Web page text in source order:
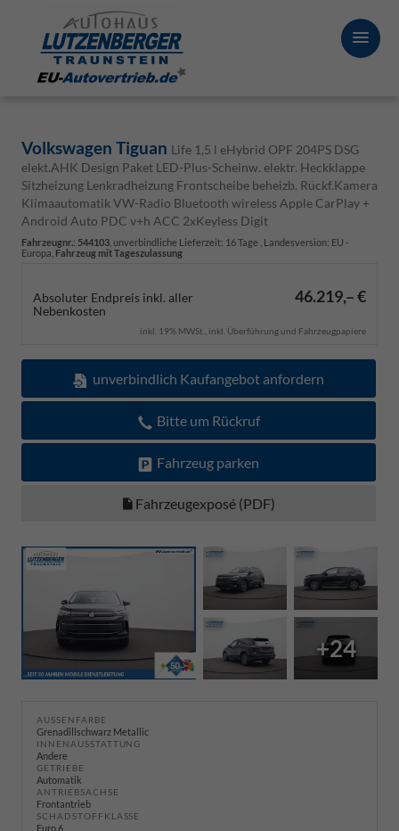
Volkswagen Tiguan Life 1,5 l eHybrid OPF 204PS DSG
elekt.AHK Design Paket LED-Plus-Scheinw. elektr. Heckklappe
Sitzheizung Lenkradheizung Frontscheibe beheizb. Rückf.Kamera
Klimaautomatik VW-Radio Bluetooth wireless Apple CarPlay +
Android Auto PDC v+h ACC 2xKeyless Digit
Fahrzeugnr.: 544103 , unverbindliche Lieferzeit: 16 Tage , Landesversion: EU -
Europa, Fahrzeug mit Tageszulassung
Absoluter Endpreis inkl. aller
Nebenkosten
46.219,– €
inkl. 19% MWSt., inkl. Überführung und Fahrzeugpapiere
unverbindlich Kaufangebot anfordern
Bitte um Rückruf
Fahrzeug parken
Fahrzeugexposé (PDF)
+24
AUSSENFARBE
Grenadillschwarz Metallic
INNENAUSSTATTUNG
Andere
GETRIEBE
Automatik
ANTRIEBSACHSE
Frontantrieb
SCHADSTOFFKLASSE
Euro 6